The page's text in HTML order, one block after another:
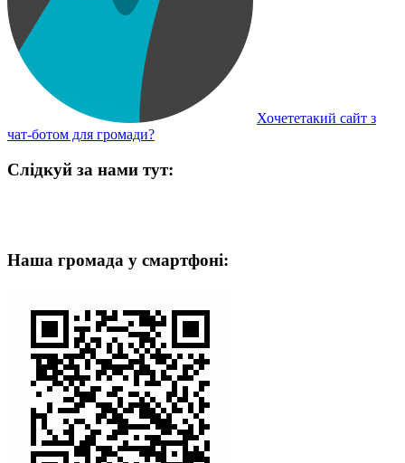
Хочететакий сайт з
чат-ботом для громади?
Слідкуй за нами тут:
Наша громада у смартфоні: